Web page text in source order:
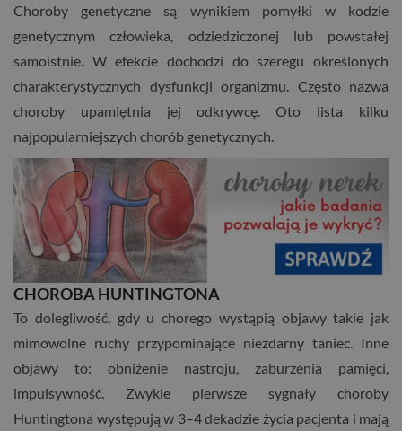
Choroby genetyczne są wynikiem pomyłki w kodzie
genetycznym człowieka, odziedziczonej lub powstałej
samoistnie. W efekcie dochodzi do szeregu określonych
charakterystycznych dysfunkcji organizmu. Często nazwa
choroby upamiętnia jej odkrywcę. Oto lista kilku
najpopularniejszych chorób genetycznych.
CHOROBA HUNTINGTONA
To dolegliwość, gdy u chorego wystąpią objawy takie jak
mimowolne ruchy przypominające niezdarny taniec. Inne
objawy to: obniżenie nastroju, zaburzenia pamięci,
impulsywność. Zwykle pierwsze sygnały choroby
Huntingtona występują w 3–4 dekadzie życia pacjenta i mają